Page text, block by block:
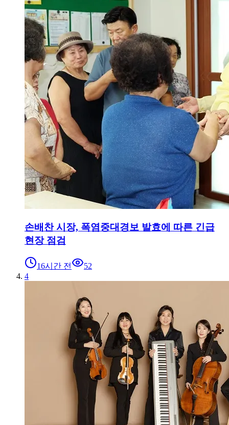
손배찬 시장, 폭염중대경보 발효에 따른 긴급
현장 점검
16시간 전
52
4